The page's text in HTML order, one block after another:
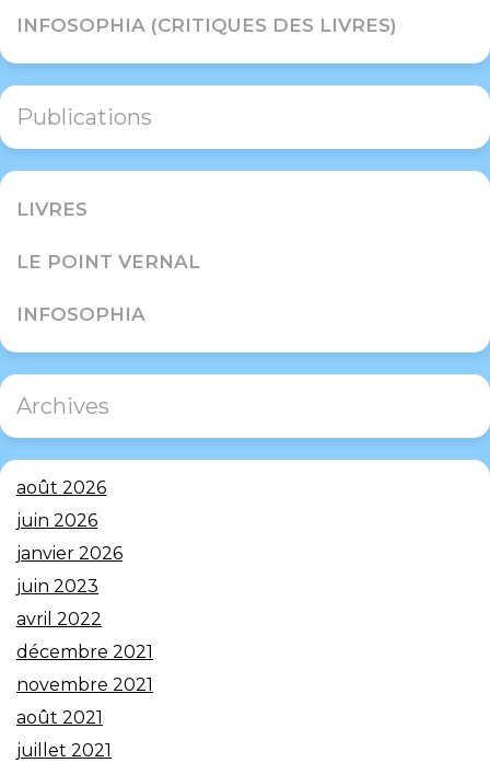
INFOSOPHIA (CRITIQUES DES LIVRES)
Publications
LIVRES
LE POINT VERNAL
INFOSOPHIA
Archives
août 2026
juin 2026
janvier 2026
juin 2023
avril 2022
décembre 2021
novembre 2021
août 2021
juillet 2021